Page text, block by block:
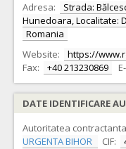
Adresa:
Strada:
Hunedoara, Localitate:
Romania
Website:
https://
Fax:
+40 213230869
DATE IDENTIFICARE
Autoritatea
URGENTA BIHOR
CIF: